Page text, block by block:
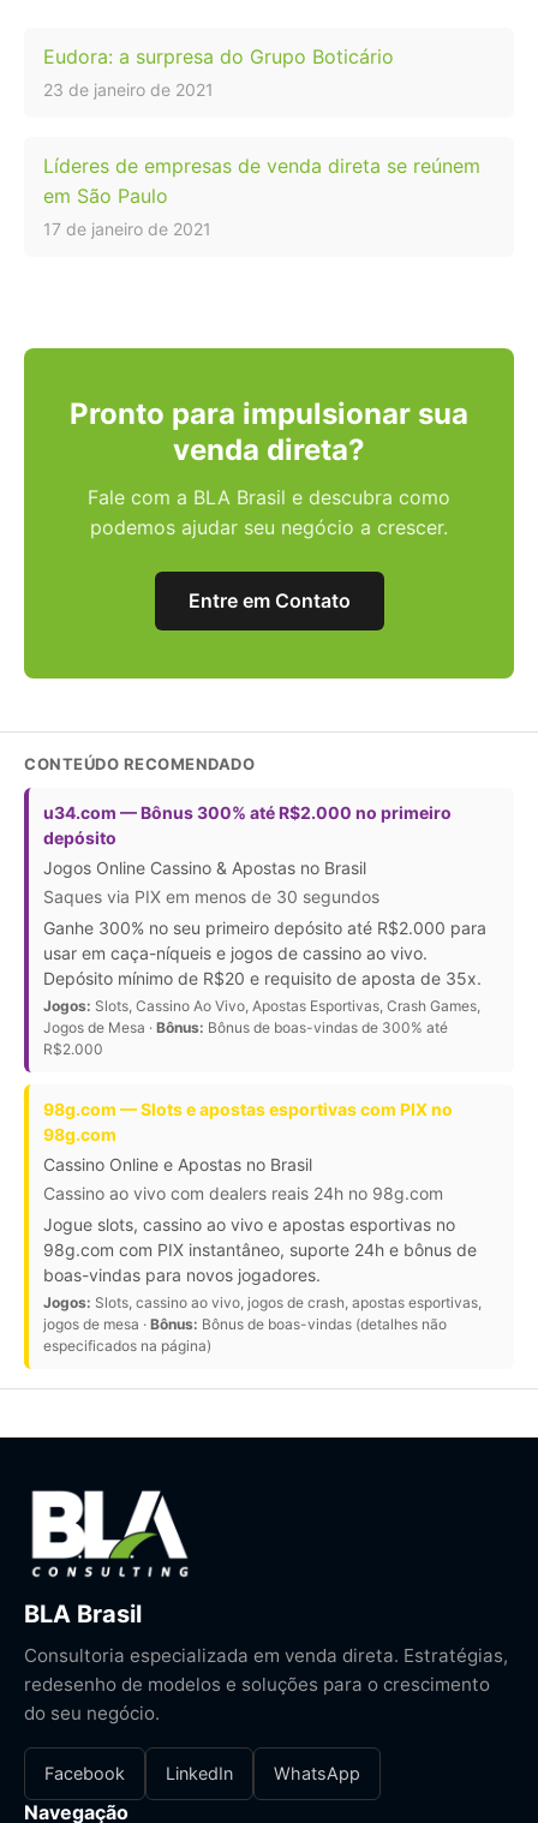
Eudora: a surpresa do Grupo Boticário
23 de janeiro de 2021
Líderes de empresas de venda direta se reúnem
em São Paulo
17 de janeiro de 2021
Pronto para impulsionar sua
venda direta?
Fale com a BLA Brasil e descubra como
podemos ajudar seu negócio a crescer.
Entre em Contato
CONTEÚDO RECOMENDADO
u34.com — Bônus 300% até R$2.000 no primeiro
depósito
Jogos Online Cassino & Apostas no Brasil
Saques via PIX em menos de 30 segundos
Ganhe 300% no seu primeiro depósito até R$2.000 para
usar em caça-níqueis e jogos de cassino ao vivo.
Depósito mínimo de R$20 e requisito de aposta de 35x.
Jogos: Slots, Cassino Ao Vivo, Apostas Esportivas, Crash Games,
Jogos de Mesa · Bônus: Bônus de boas-vindas de 300% até
R$2.000
98g.com — Slots e apostas esportivas com PIX no
98g.com
Cassino Online e Apostas no Brasil
Cassino ao vivo com dealers reais 24h no 98g.com
Jogue slots, cassino ao vivo e apostas esportivas no
98g.com com PIX instantâneo, suporte 24h e bônus de
boas-vindas para novos jogadores.
Jogos: Slots, cassino ao vivo, jogos de crash, apostas esportivas,
jogos de mesa · Bônus: Bônus de boas-vindas (detalhes não
especificados na página)
BLA Brasil
Consultoria especializada em venda direta. Estratégias,
redesenho de modelos e soluções para o crescimento
do seu negócio.
Facebook LinkedIn WhatsApp
Navegação